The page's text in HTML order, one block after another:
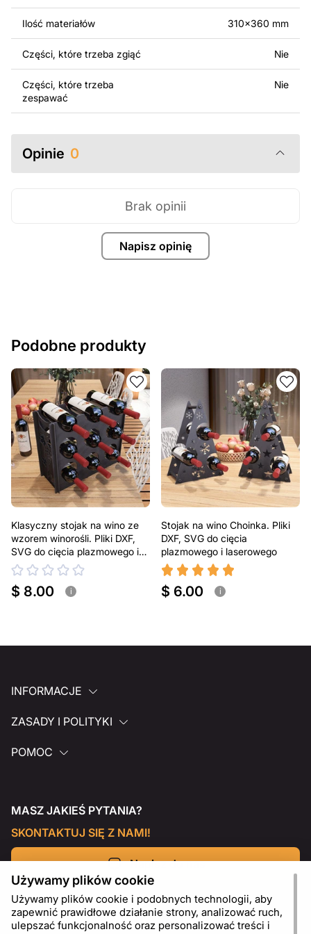
poprzez dodanie tekstu, obrazów lub logo Twojej firmy
potrzeb. Jeśli potrzebujesz indywidualnego projektu
metalowego produktu, skontaktuj się z nami.
Jeśli masz jakiekolwiek pytania lub potrzebujesz
pomocy, skontaktuj się z nami w dowolnym momencie –
Ilość materiałów 310x360 mm
Części, które trzeba zgiąć Nie
Części, które trzeba
zespawać
Nie
Opinie 0
Napisz opinię
Brak opinii
Podobne produkty
Klasyczny stojak na wino ze
wzorem winorośli. Pliki DXF,
SVG do cięcia plazmowego i
laserowego.
$ 8.00 i
Stojak na wino Choinka. Pliki
DXF, SVG do cięcia
plazmowego i laserowego
$ 6.00 i
INFORMACJE
ZASADY I POLITYKI
POMOC
MASZ JAKIEŚ PYTANIA?
SKONTAKTUJ SIĘ Z NAMI!
Napisz do nas
Używamy plików cookie
Używamy plików cookie i podobnych technologii, aby
zapewnić prawidłowe działanie strony, analizować ruch,
ulepszać funkcjonalność oraz personalizować treści i